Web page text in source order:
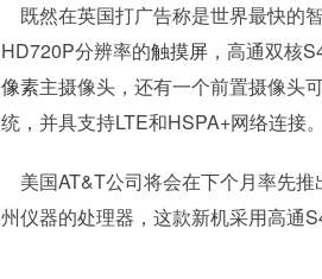
既然在英国打广告称是世界最快的
HD720P分辨率的触摸屏 ，高通双核
像素主摄像头，还有一个前置摄像头
统，并具支持LTE和HSPA+网络连接。
美国AT&T公司将会在下个月率先
州仪器的处理器，这款新机采用高通